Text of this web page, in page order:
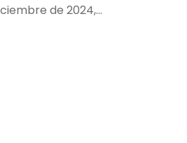
de 2024,...